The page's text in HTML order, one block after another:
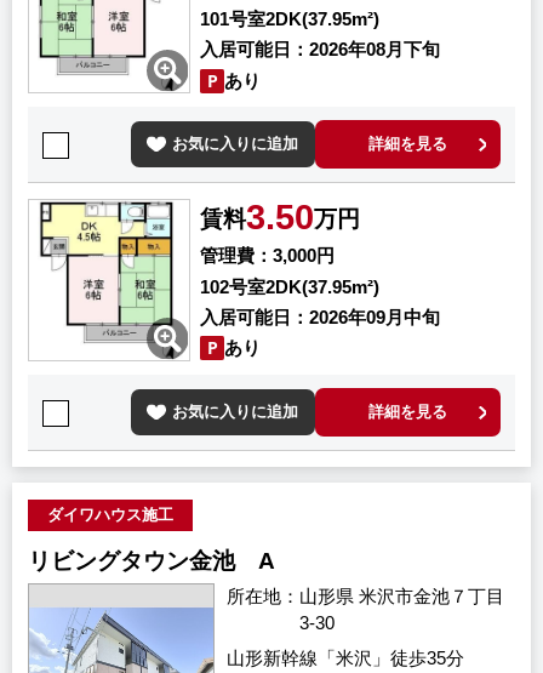
101号室2DK(37.95m²)
入居可能日
2026年08月下旬
あり
お気に入りに追加 詳細を見る
賃料3.50万円
管理費
3,000円
102号室2DK(37.95m²)
入居可能日
2026年09月中旬
あり
お気に入りに追加 詳細を見る
ダイワハウス施工
リビングタウン金池 A
所在地
山形県 米沢市金池７丁目
3-30
山形新幹線「米沢」徒歩35分